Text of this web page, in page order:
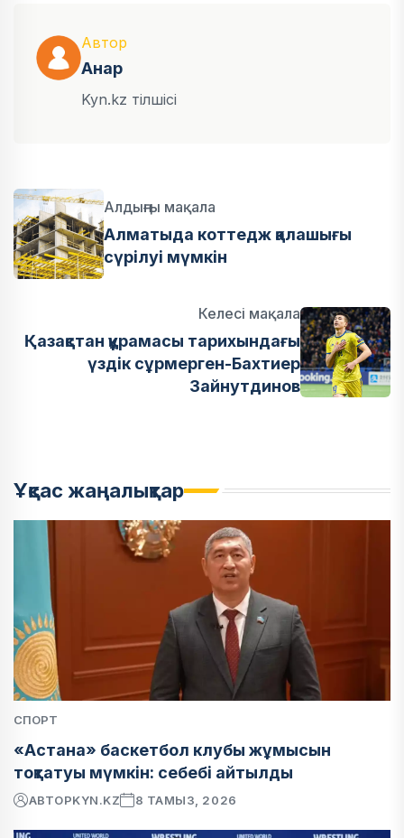
Автор
Анар
Kyn.kz тілшісі
Алдыңғы мақала
Алматыда коттедж қалашығы
сүрілуі мүмкін
Келесі мақала
Қазақстан құрамасы тарихындағы
үздік сұрмерген-Бахтиер
Зайнутдинов
Ұқсас жаңалықтар
СПОРТ
«Астана» баскетбол клубы жұмысын
тоқтатуы мүмкін: себебі айтылды
АВТОРKYN.KZ 8 ТАМЫЗ, 2026